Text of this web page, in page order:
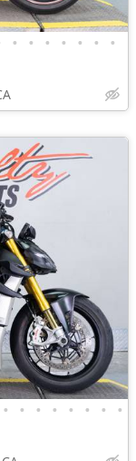
• • • • • • •
• • • • • • • •